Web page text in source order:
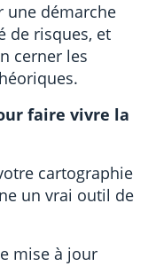
une démarche
de risques, et
cerner les
faire vivre la
cartographie
un vrai outil de
mise à jour